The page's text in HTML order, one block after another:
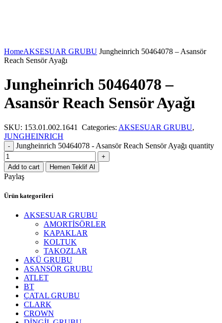
HomeAKSESUAR GRUBU Jungheinrich 50464078 – Asansör
Reach Sensör Ayağı
Jungheinrich 50464078 –
Asansör Reach Sensör Ayağı
SKU: 153.01.002.1641 Categories: AKSESUAR GRUBU,
JUNGHEINRICH
Jungheinrich 50464078 - Asansör Reach Sensör Ayağı quantity
Add to cart Hemen Teklif Al
Paylaş
Ürün kategorileri
AKSESUAR GRUBU
AMORTİSÖRLER
KAPAKLAR
KOLTUK
TAKOZLAR
AKÜ GRUBU
ASANSÖR GRUBU
ATLET
BT
ÇATAL GRUBU
CLARK
CROWN